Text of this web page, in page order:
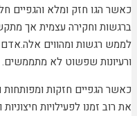
כאשר הגו חזק ומלא והגפיים
ברגשות וחקירה עצמית אך
לממש רגשות ומהווים
ורעיונות שפשוט לא מתממשים.
כאשר הגפיים חזקות
את רוב זמנו לפעילויות